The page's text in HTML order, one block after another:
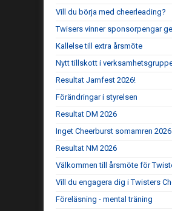
Vill du börja med cheerleading?
Twisers vinner sponsorpengar
Kallelse till extra årsmöte
Nytt tillskott i
Resultat Jamfest 2026!
Förändringar i styrelsen
Resultat DM 2026
Inget Cheerburst somamren 2026
Resultat NM 2026
Välkommen till årsmöte för
Vill du engagera dig i Twisters
Föreläsning - mental träning